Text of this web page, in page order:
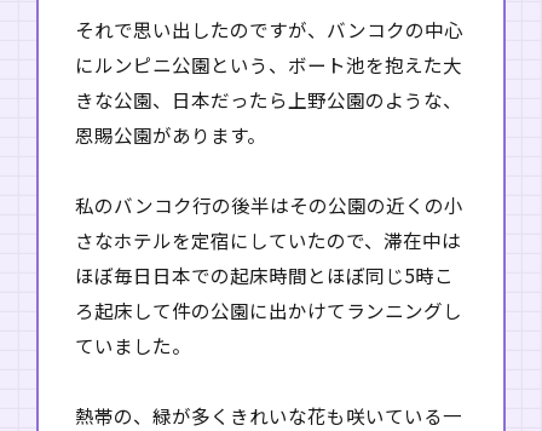
それで思い出したのですが、バンコクの中心
にルンピニ公園という、ボート池を抱えた大
きな公園、日本だったら上野公園のような、
恩賜公園があります。
私のバンコク行の後半はその公園の近くの小
さなホテルを定宿にしていたので、滞在中は
ほぼ毎日日本での起床時間とほぼ同じ5時こ
ろ起床して件の公園に出かけてランニングし
ていました。
熱帯の、緑が多くきれいな花も咲いている一